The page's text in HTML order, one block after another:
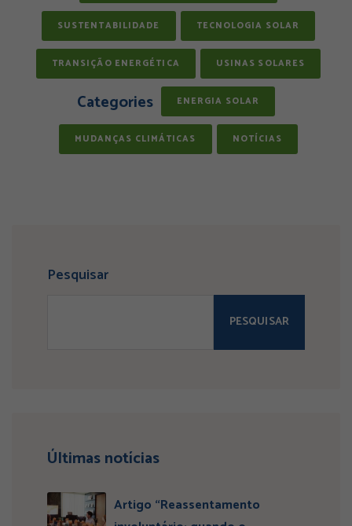
SUSTENTABILIDADE TECNOLOGIA SOLAR
TRANSIÇÃO ENERGÉTICA USINAS SOLARES
Categories ENERGIA SOLAR
MUDANÇAS CLIMÁTICAS NOTÍCIAS
Pesquisar
PESQUISAR
Últimas notícias
Artigo “Reassentamento